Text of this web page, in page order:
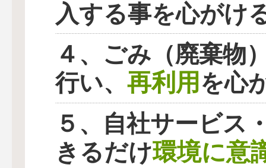
入する事を心がけ
４、ごみ（廃棄物
行い、 再利用を心
５、自社サービス
きるだけ環境に意